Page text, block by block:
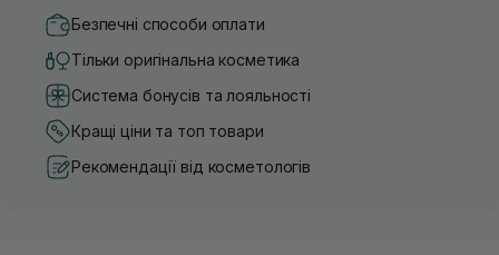
Безпечні способи оплати
Тільки оригінальна косметика
Система бонусів та лояльності
Кращі ціни та топ товари
Рекомендації від косметологів